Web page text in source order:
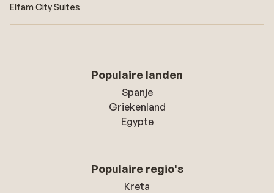
Elfam City Suites
Populaire landen
Spanje
Griekenland
Egypte
Populaire regio's
Kreta